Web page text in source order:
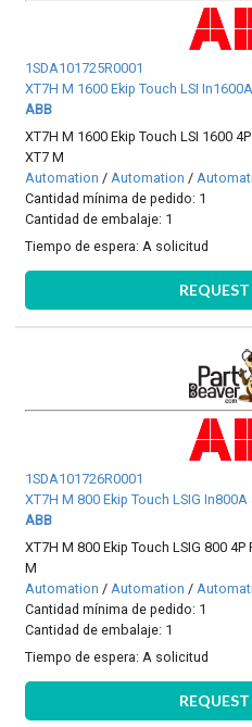
1SDA101725R0001
XT7H M 1600 Ekip Touch LSI
ABB
XT7H M 1600 Ekip Touch LSI 1600
XT7 M
Automation / Automation /
Cantidad mínima de pedido: 1
Cantidad de embalaje: 1
Tiempo de espera:A solicitud
1SDA101726R0001
XT7H M 800 Ekip Touch LSIG In800A
ABB
XT7H M 800 Ekip Touch LSIG 800
M
Automation / Automation /
Cantidad mínima de pedido: 1
Cantidad de embalaje: 1
Tiempo de espera:A solicitud